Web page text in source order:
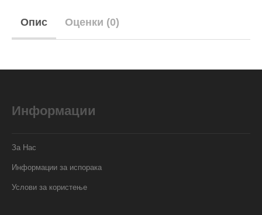
Опис Оценки (0)
Информации
За Нас
Информации за испорака
Услови за користење